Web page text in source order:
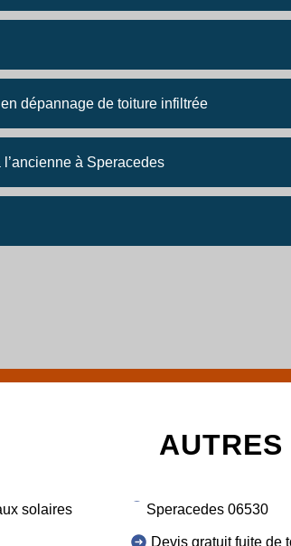
dépannage de toiture infiltrée
à Speracedes
AUTRES
solaires
Speracedes 06530
Devis gratuit fuite de